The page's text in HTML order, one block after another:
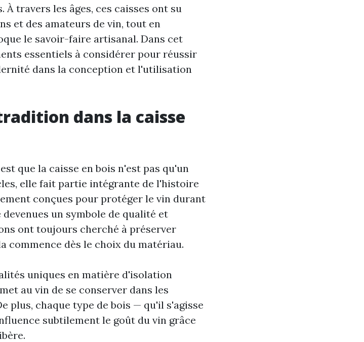
travers les âges, ces caisses ont su
et des amateurs de vin, tout en
le savoir-faire artisanal. Dans cet
essentiels à considérer pour réussir
dans la conception et l'utilisation
dans la caisse
que la caisse en bois n'est pas qu'un
elle fait partie intégrante de l'histoire
conçues pour protéger le vin durant
un symbole de qualité et
ont toujours cherché à préserver
commence dès le choix du matériau.
uniques en matière d'isolation
au vin de se conserver dans les
plus, chaque type de bois — qu'il s'agisse
subtilement le goût du vin grâce